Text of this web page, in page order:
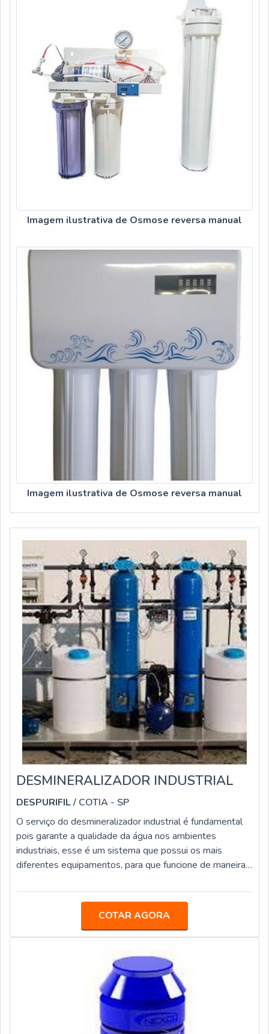
lucratividade, deve oferecer produtos e serviços que tenham
ótima qualidade e excelente custo-benefício, pontos
importantes que ficam de fora no planejamento de empresas
que visam apenas o lucro, deixando a desejar nos outros
fatores.Existem muitas formas diferentes de demonstrar
conhecimento e autoridade em sua área de atuação. Boas
razões pelas quais a Acquaplant é referência quando procurar
por osmose reversa industrial: Comprometida com os
serviços; Responsável; Altamente qualificada; Inovadora;
Segura. OUTROS DETALHES IMPORTANTES SOBRE A
EMPRESASomente na Acquaplant existe variedade e
qualidade quando o assunto for osmose reversa industrial a
venda. Líder em qualidade, a empresa oferece uma variedade
para caldeiras.Tem rótulo de comprometida com os serviços
e inovadora, conquistas adquiridas porque investiu em uma
onde são realizadas as atividades e estrutura suficiente para
atender todas as demandas. Tudo isso, somado à
performance de uma equipe de colaboradores com
embasamento técnico aprofundado e atualizado e
Imagem ilustrativa de Osmose reversa manual
Imagem ilustrativa de Osmose reversa manual
DESMINERALIZADOR INDUSTRIAL
DESPURIFIL/ COTIA - SP
O serviço do desmineralizador industrial é fundamental
pois garante a qualidade da água nos ambientes
industriais, esse é um sistema que possui os mais
diferentes equipamentos, para que funcione de maneira
rotâmetros, ejetores, condutivímetro e
funcionamento do produtoEsses desmineralizadores são
capazes de fazer a limpeza da água, de modo com que
COTAR AGORA